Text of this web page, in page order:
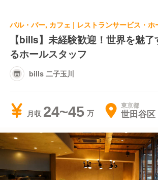
【bills】未経験歓迎！世界を魅
るホールスタッフ
bills 二子玉川
月収 24~45 東京都
世田谷区